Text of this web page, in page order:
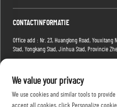
CONTACTINFORMATIE
Office add : Nr. 23, Huanglong Road,
Stad, Yongkang Stad, Jinhua Stad, Provincie
E-mail:[email protected]
We value your privacy
We use cookies and similar tools to
accept all cookies, click Personalize